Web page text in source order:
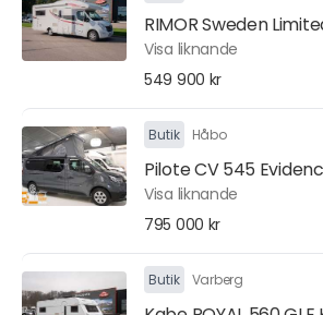
RIMOR Sweden
Visa liknande
549 900 kr
Butik Håbo
Pilote CV 545
Visa liknande
795 000 kr
Butik Varberg